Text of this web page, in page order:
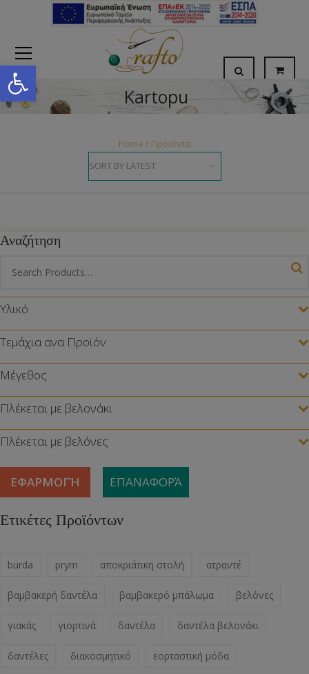
Open toolbar
Kartopu
Home Προϊόντα
Αναζήτηση
Υλικό
Τεμάχια ανα Προϊόν
Μέγεθος
Πλέκεται με βελονάκι
Πλέκεται με βελόνες
ΕΦΑΡΜΟΓΉ ΕΠΑΝΑΦΟΡΆ
Ετικέτες Προϊόντων
burda prym αποκριάτικη στολή ατραντέ
βαμβακερή δαντέλα βαμβακερό μπάλωμα βελόνες
γιακάς γιορτινά δαντέλα δαντέλα βελονάκι
δαντέλες διακοσμητικό εορταστική μόδα